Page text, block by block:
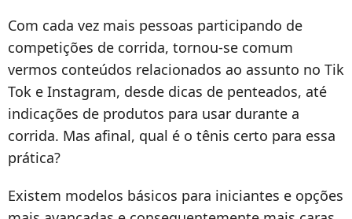
Com cada vez mais pessoas participando de
competições de corrida, tornou-se comum
vermos conteúdos relacionados ao assunto no Tik
Tok e Instagram, desde dicas de penteados, até
indicações de produtos para usar durante a
corrida. Mas afinal, qual é o tênis certo para essa
prática?
Existem modelos básicos para iniciantes e opções